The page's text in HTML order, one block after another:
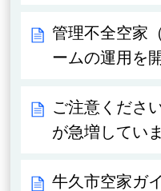
管理不全空家
ームの運用を
ご注意くださ
が急増してい
牛久市空家ガ